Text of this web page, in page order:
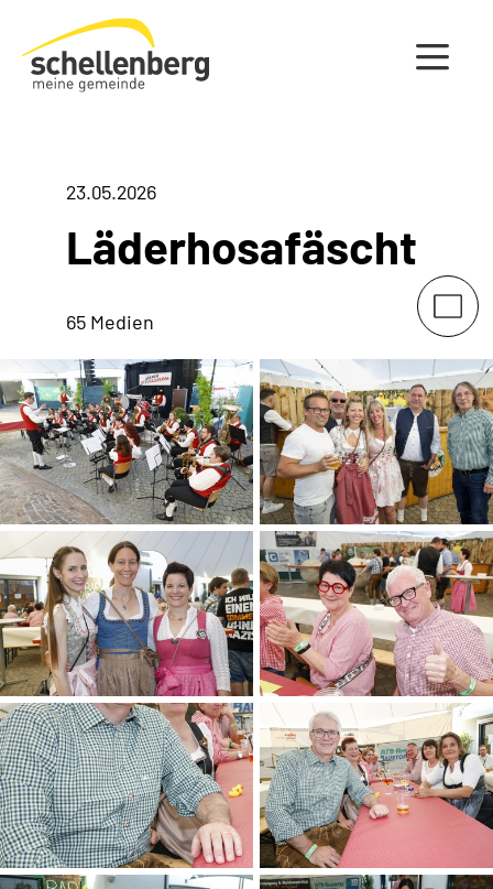
Gemeinde Schellenberg Startseite
23.05.2026
Läderhosafäscht
65 Medien